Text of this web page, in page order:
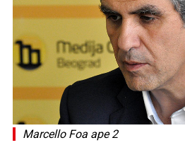
Marcello Foa ape 2